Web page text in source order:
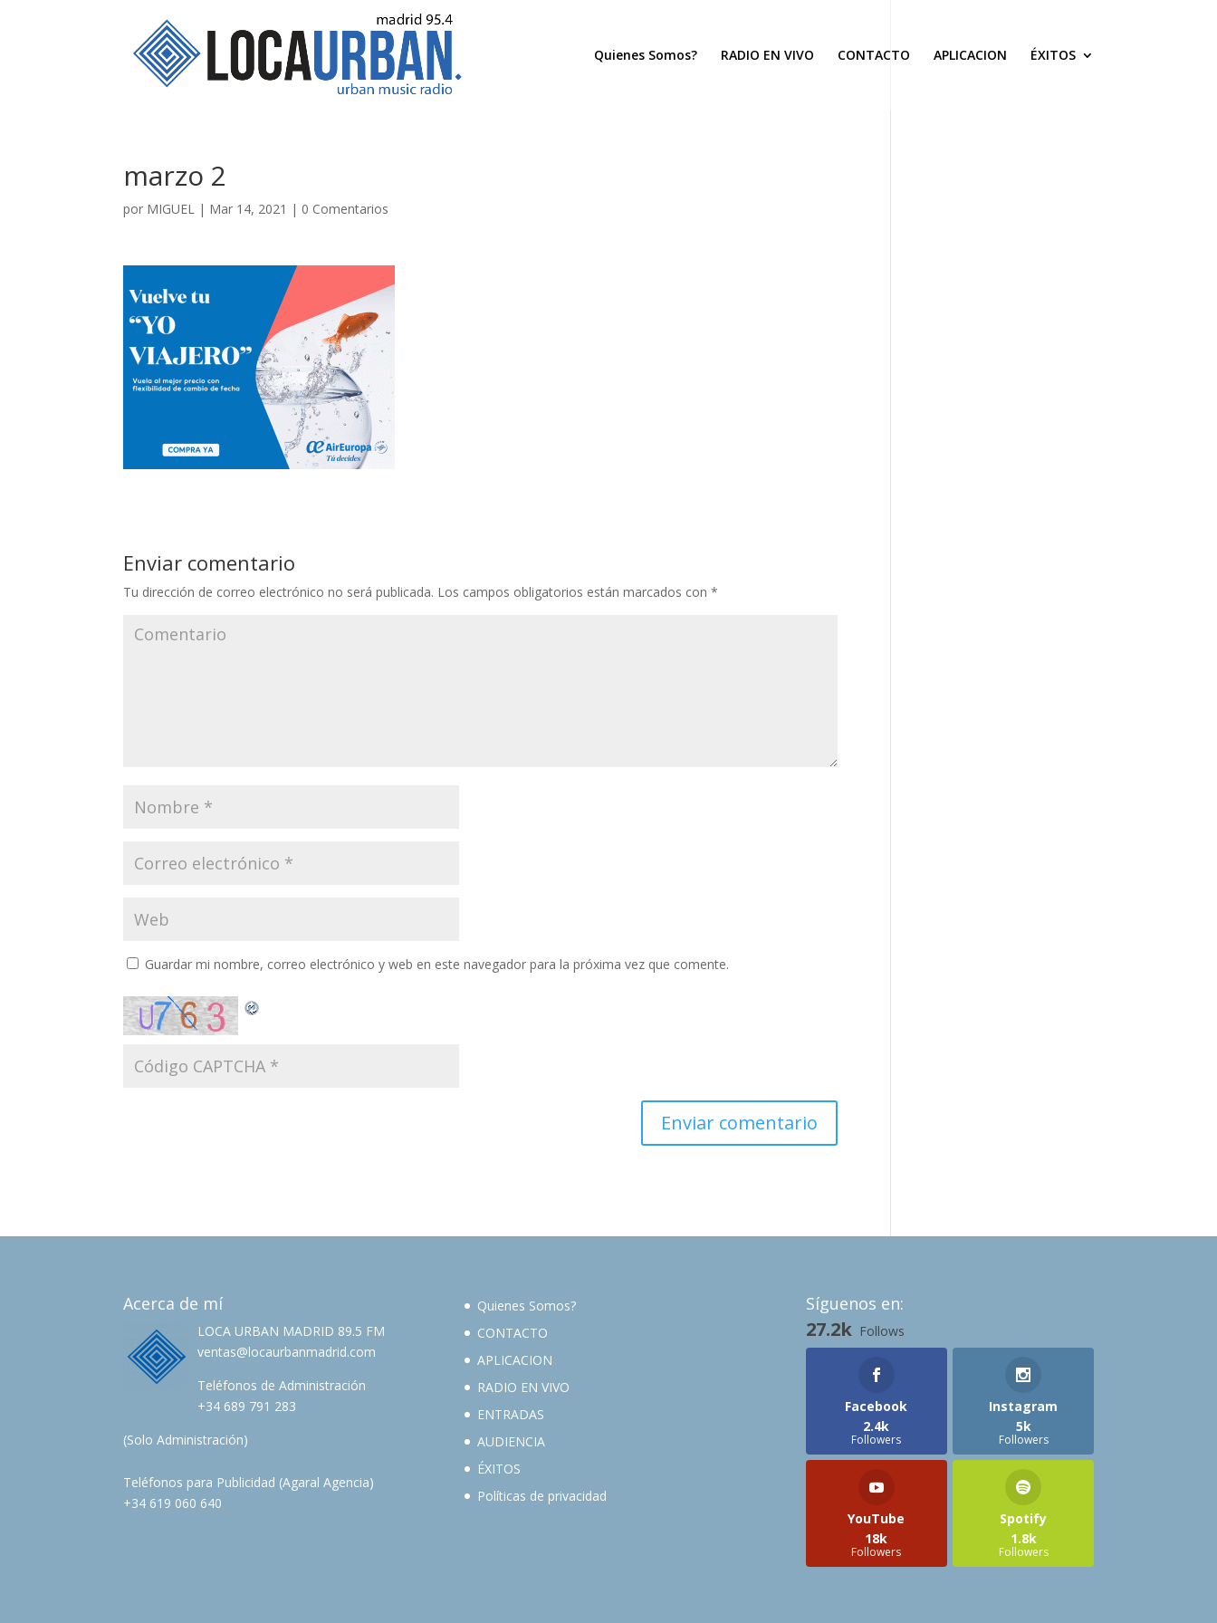
Quienes Somos? RADIO EN VIVO CONTACTO APLICACION ÉXITOS
marzo 2
por MIGUEL | Mar 14, 2021 | 0 Comentarios
Enviar comentario
Tu dirección de correo electrónico no será publicada. Los campos obligatorios están marcados con *
Guardar mi nombre, correo electrónico y web en este navegador para la próxima vez que comente.
Acerca de mí
LOCA URBAN MADRID 89.5 FM
ventas@locaurbanmadrid.com
Teléfonos de Administración
+34 689 791 283
(Solo Administración)
Teléfonos para Publicidad (Agaral Agencia)
+34 619 060 640
Quienes Somos?
CONTACTO
APLICACION
RADIO EN VIVO
ENTRADAS
AUDIENCIA
ÉXITOS
Políticas de privacidad
Síguenos en:
27.2k Follows
Facebook
2.4k
Followers
Instagram
5k
Followers
YouTube
18k
Followers
Spotify
1.8k
Followers